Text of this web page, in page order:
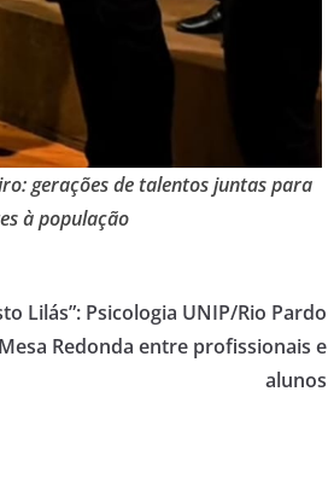
gerações de talentos juntas para
à população
Lilás”: Psicologia UNIP/Rio Pardo
Redonda entre profissionais e
alunos